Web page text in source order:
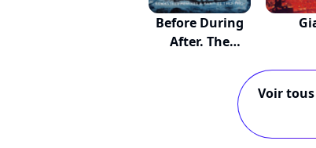
Before During
After. The
Voir